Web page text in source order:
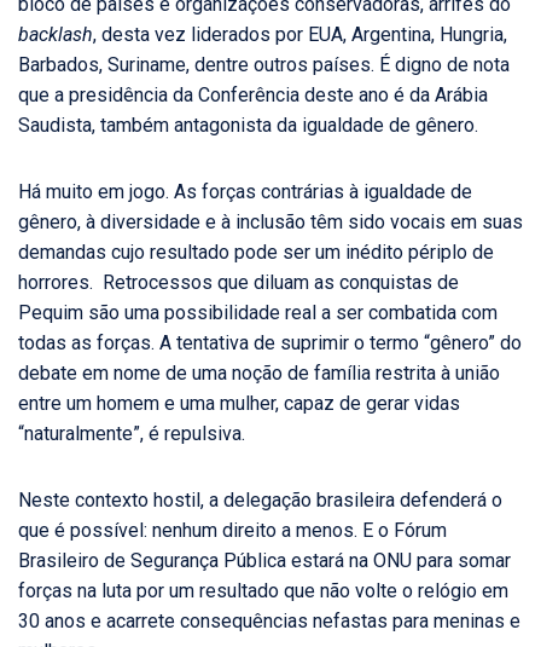
backlash, desta vez liderados por EUA, Argentina, Hungria,
Barbados, Suriname, dentre outros países. É digno de nota
que a presidência da Conferência deste ano é da Arábia
Saudista, também antagonista da igualdade de gênero.
Há muito em jogo. As forças contrárias à igualdade de
gênero, à diversidade e à inclusão têm sido vocais em suas
demandas cujo resultado pode ser um inédito périplo de
horrores. Retrocessos que diluam as conquistas de
Pequim são uma possibilidade real a ser combatida com
todas as forças. A tentativa de suprimir o termo “gênero” do
debate em nome de uma noção de família restrita à união
entre um homem e uma mulher, capaz de gerar vidas
“naturalmente”, é repulsiva.
Neste contexto hostil, a delegação brasileira defenderá o
que é possível: nenhum direito a menos. E o Fórum
Brasileiro de Segurança Pública estará na ONU para somar
forças na luta por um resultado que não volte o relógio em
30 anos e acarrete consequências nefastas para meninas e